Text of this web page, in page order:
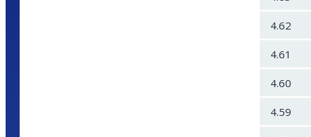
4.62
4.61
4.60
4.59